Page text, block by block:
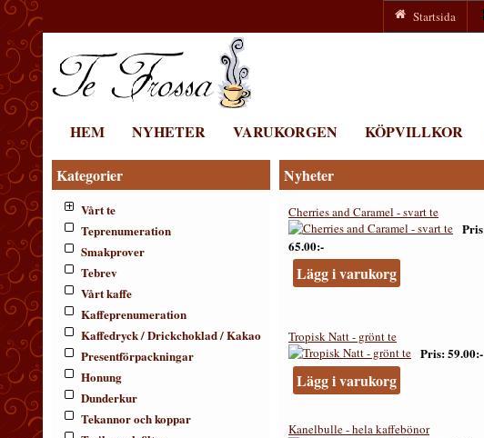
Startsida
HEM NYHETER VARUKORGEN KÖPVILLKOR
Kategorier
Vårt te
Teprenumeration
Smakprover
Tebrev
Vårt kaffe
Kaffeprenumeration
Kaffedryck / Drickchoklad / Kakao
Presentförpackningar
Honung
Dunderkur
Tekannor och koppar
Nyheter
Cherries and Caramel - svart te
Pris
65.00:-
Lägg i varukorg
Tropisk Natt - grönt te
Pris 59.00:-
Lägg i varukorg
Kanelbulle - hela kaffebönor